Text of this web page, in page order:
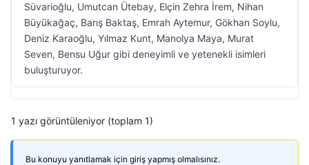
Süvarioğlu, Umutcan Ütebay, Elçin Zehra İrem, Nihan
Büyükağaç, Barış Baktaş, Emrah Aytemur, Gökhan Soylu,
Deniz Karaoğlu, Yılmaz Kunt, Manolya Maya, Murat
Seven, Bensu Uğur gibi deneyimli ve yetenekli isimleri
buluşturuyor.
1 yazı görüntüleniyor (toplam 1)
Bu konuyu yanıtlamak için giriş yapmış olmalısınız.